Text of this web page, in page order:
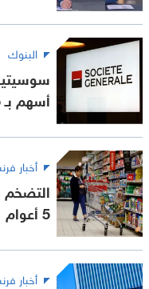
البنوك
أسهم بـ 1.5 مليار يورو
أخبار
5 أعوام
أخبار